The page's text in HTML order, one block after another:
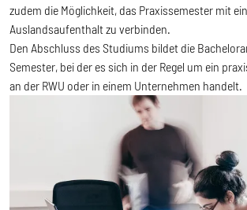
zudem die Möglichkeit, das Praxissemester mit
Auslandsaufenthalt zu verbinden.
Den Abschluss des Studiums bildet die
Semester, bei der es sich in der Regel um ein
an der RWU oder in einem Unternehmen handelt.